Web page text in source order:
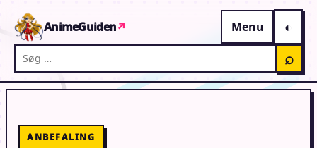
AnimeGuiden↗
Menu
Søg på AnimeGuiden
⌕
ANBEFALING